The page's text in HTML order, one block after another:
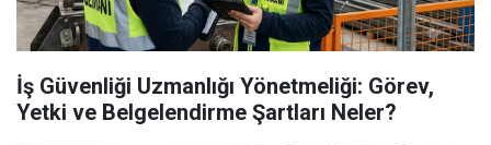
İş Güvenliği Uzmanlığı Yönetmeliği: Görev,
Yetki ve Belgelendirme Şartları Neler?